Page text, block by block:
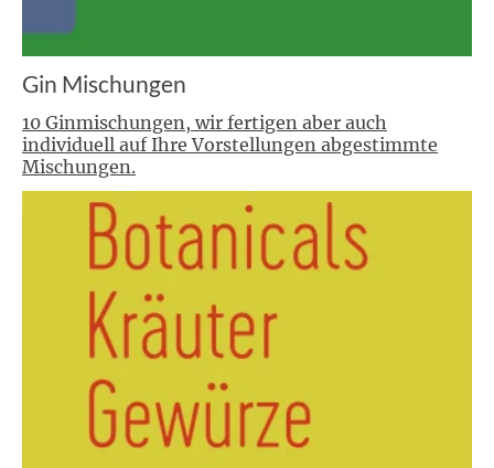
Gin Mischungen
10 Ginmischungen, wir fertigen aber auch
individuell auf Ihre Vorstellungen abgestimmte
Mischungen.